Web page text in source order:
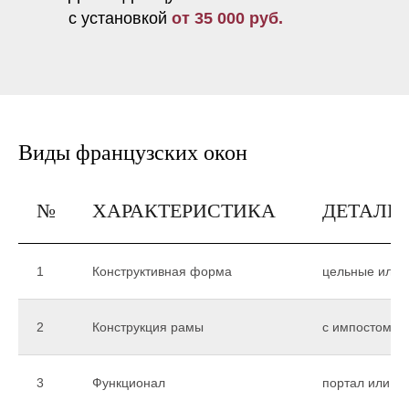
с установкой от 35 000 руб.
Виды французских окон
№ ХАРАКТЕРИСТИКА
1 Конструктивная форма цельные или
2 Конструкция рамы с импостом
3 Функционал портал или